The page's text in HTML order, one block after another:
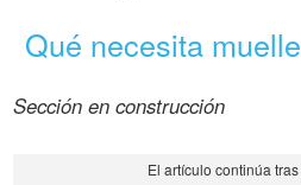
Qué necesita muelle
Sección en construcción